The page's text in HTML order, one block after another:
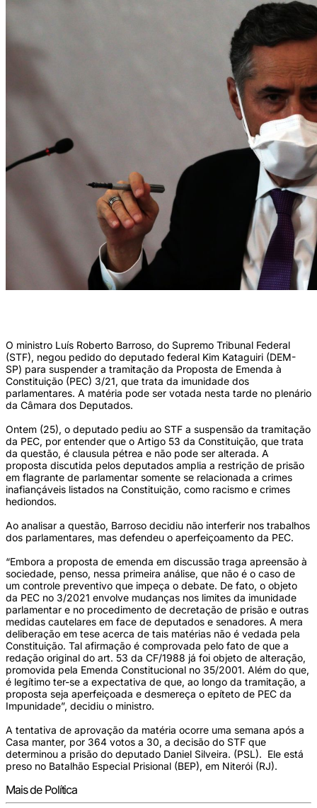
O ministro Luís Roberto Barroso, do Supremo Tribunal Federal
(STF), negou pedido do deputado federal Kim Kataguiri (DEM-
SP) para suspender a tramitação da Proposta de Emenda à
Constituição (PEC) 3/21, que trata da imunidade dos
parlamentares. A matéria pode ser votada nesta tarde no plenário
da Câmara dos Deputados.
Ontem (25), o deputado pediu ao STF a suspensão da tramitação
da PEC, por entender que o Artigo 53 da Constituição, que trata
da questão, é clausula pétrea e não pode ser alterada. A
proposta discutida pelos deputados amplia a restrição de prisão
em flagrante de parlamentar somente se relacionada a crimes
inafiançáveis listados na Constituição, como racismo e crimes
hediondos.
Ao analisar a questão, Barroso decidiu não interferir nos trabalhos
dos parlamentares, mas defendeu o aperfeiçoamento da PEC.
“Embora a proposta de emenda em discussão traga apreensão à
sociedade, penso, nessa primeira análise, que não é o caso de
um controle preventivo que impeça o debate. De fato, o objeto
da PEC no 3/2021 envolve mudanças nos limites da imunidade
parlamentar e no procedimento de decretação de prisão e outras
medidas cautelares em face de deputados e senadores. A mera
deliberação em tese acerca de tais matérias não é vedada pela
Constituição. Tal afirmação é comprovada pelo fato de que a
redação original do art. 53 da CF/1988 já foi objeto de alteração,
promovida pela Emenda Constitucional no 35/2001. Além do que,
é legítimo ter-se a expectativa de que, ao longo da tramitação, a
proposta seja aperfeiçoada e desmereça o epíteto de PEC da
Impunidade”, decidiu o ministro.
A tentativa de aprovação da matéria ocorre uma semana após a
Casa manter, por 364 votos a 30, a decisão do STF que
determinou a prisão do deputado Daniel Silveira. (PSL). Ele está
preso no Batalhão Especial Prisional (BEP), em Niterói (RJ).
Mais de Política